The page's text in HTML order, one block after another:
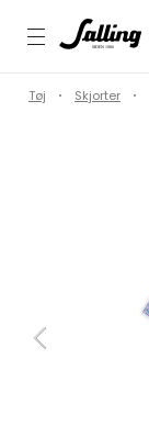
Tøj Skjorter